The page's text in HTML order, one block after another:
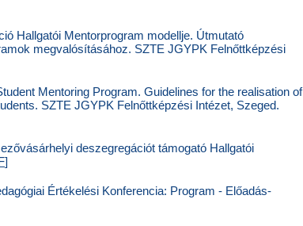
Hallgatói Mentorprogram modellje. Útmutató
megvalósításához. SZTE JGYPK Felnőttképzési
Mentoring Program. Guidelines for the realisation of
SZTE JGYPK Felnőttképzési Intézet, Szeged.
deszegregációt támogató Hallgatói
]
Értékelési Konferencia: Program - Előadás-